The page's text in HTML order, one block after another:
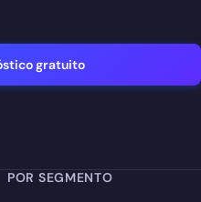
gratuito
POR SEGMENTO